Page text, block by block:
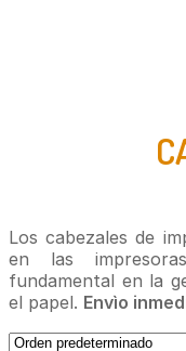
Los cabezales de
en las
fundamental en la
el papel. Envìo